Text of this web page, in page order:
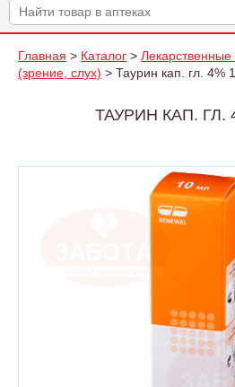
Главная > Каталог > Лекарственные
(зрение, слух) > Таурин кап. гл. 4%
ТАУРИН КАП. ГЛ.